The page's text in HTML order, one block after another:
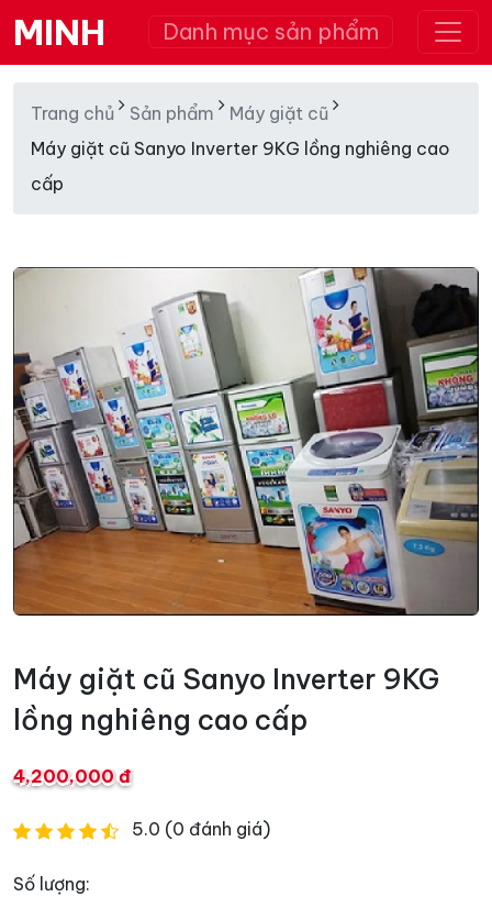
MINH Danh mục sản phẩm
Trang chủ Sản phẩm
Máy giặt cũ
Máy giặt cũ Sanyo Inverter 9KG lồng nghiêng cao
cấp
Máy giặt cũ Sanyo Inverter 9KG
lồng nghiêng cao cấp
4,200,000 đ
5.0 (0 đánh giá)
Số lượng: